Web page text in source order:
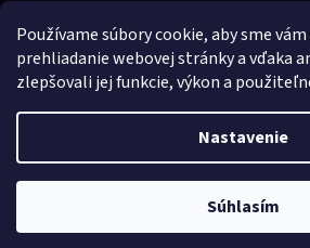
Používame súbory cookie, aby sme
prehliadanie webovej stránky a vďaka
zlepšovali jej funkcie, výkon a
Nastavenie
Súhlasím
Vytvoril
Odstúpiť od zmluvy